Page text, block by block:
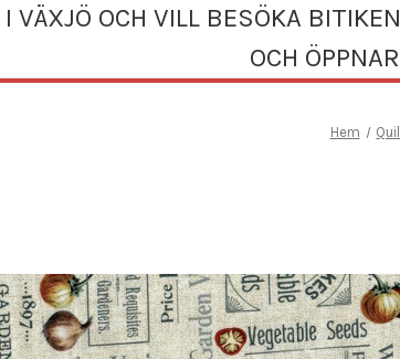
VÄXJÖ OCH VILL BESÖKA
OCH
Hem